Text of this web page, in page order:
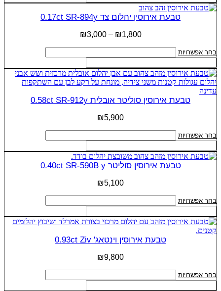
טבעת אירוסין יהלום צד 0.17ct SR-894y
₪1,800
–
₪3,000
⁦₪3,000⁩
בחר אפשרויות
זה
יש
מספר
סוגים.
לבחור
בעמוד
המוצר
טבעת אירוסין סוליטר אובלית 0.58ct SR-912y
₪5,900
בחר אפשרויות
זה
יש
מספר
סוגים.
את
האפשרויות
בעמוד
המוצר
טבעת אירוסין סוליטר 0.40ct SR-590B y
₪5,100
בחר אפשרויות
זה
יש
מספר
ניתן
האפשרויות
בעמוד
המוצר
טבעת אירוסין וינטאג' 0.93ct Ziv
₪9,800
בחר אפשרויות
זה